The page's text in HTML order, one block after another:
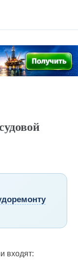
входят: